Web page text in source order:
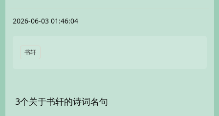
2026-06-03 01:46:04
书轩
3个关于书轩的诗词名句